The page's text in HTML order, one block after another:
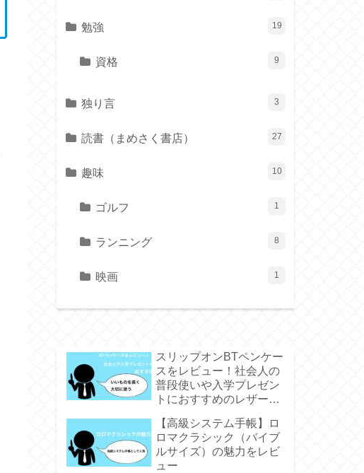
勉強 19
資格 9
独り言 3
読書（まめさく書店） 27
趣味 10
ゴルフ 1
ランニング 8
映画 1
スリップオンBTペンケー
スをレビュー！社会人の
普段使いや入学プレゼン
トにおすすめのレザーペ
【高級システム手帳】ロ
ロマクラシック（バイブ
ルサイズ）の魅力をレビ
ュー